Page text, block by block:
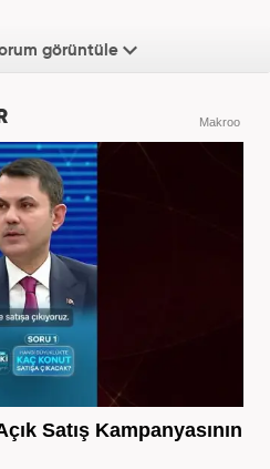
görüntüle
Makroo
Satış Kampanyasının